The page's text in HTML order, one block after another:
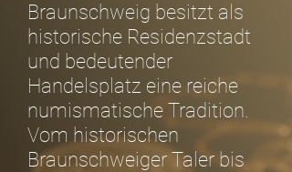
Braunschweig besitzt als
historische Residenzstadt
und bedeutender
Handelsplatz eine reiche
numismatische Tradition.
Vom historischen
Braunschweiger Taler bis